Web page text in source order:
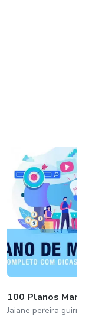
100 Planos Marketing
Jaiane pereira guirra